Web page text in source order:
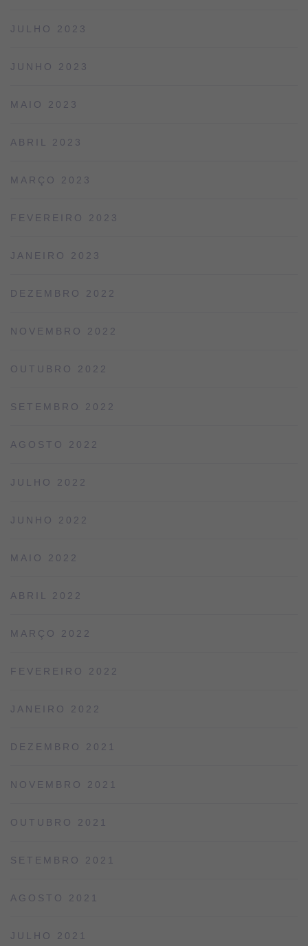
JULHO 2023
JUNHO 2023
MAIO 2023
ABRIL 2023
MARÇO 2023
FEVEREIRO 2023
JANEIRO 2023
DEZEMBRO 2022
NOVEMBRO 2022
OUTUBRO 2022
SETEMBRO 2022
AGOSTO 2022
JULHO 2022
JUNHO 2022
MAIO 2022
ABRIL 2022
MARÇO 2022
FEVEREIRO 2022
JANEIRO 2022
DEZEMBRO 2021
NOVEMBRO 2021
OUTUBRO 2021
SETEMBRO 2021
AGOSTO 2021
JULHO 2021